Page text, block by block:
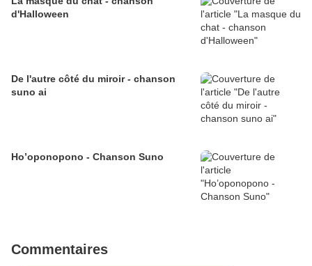
d'Halloween
De l'autre côté du miroir - chanson
suno ai
Ho’oponopono - Chanson Suno
Commentaires